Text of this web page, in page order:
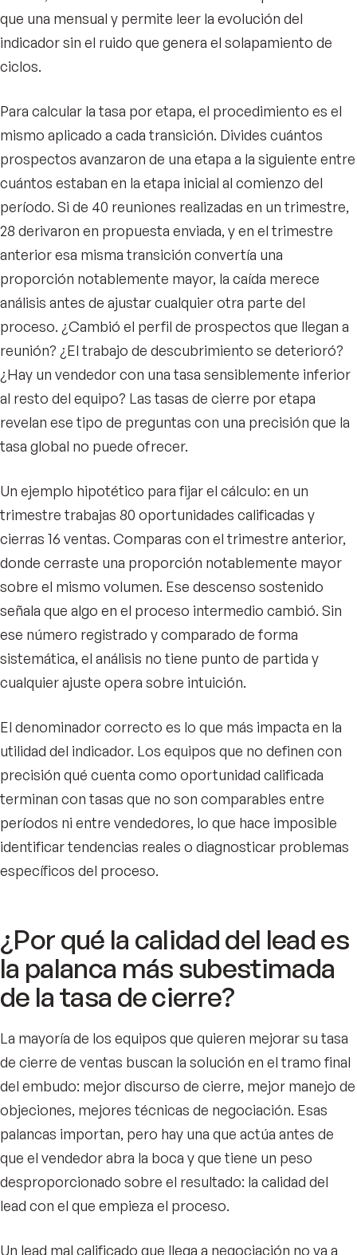
que una mensual y permite leer la evolución del
indicador sin el ruido que genera el solapamiento de
ciclos.
Para calcular la tasa por etapa, el procedimiento es el
mismo aplicado a cada transición. Divides cuántos
prospectos avanzaron de una etapa a la siguiente entre
cuántos estaban en la etapa inicial al comienzo del
período. Si de 40 reuniones realizadas en un trimestre,
28 derivaron en propuesta enviada, y en el trimestre
anterior esa misma transición convertía una
proporción notablemente mayor, la caída merece
análisis antes de ajustar cualquier otra parte del
proceso. ¿Cambió el perfil de prospectos que llegan a
reunión? ¿El trabajo de descubrimiento se deterioró?
¿Hay un vendedor con una tasa sensiblemente inferior
al resto del equipo? Las tasas de cierre por etapa
revelan ese tipo de preguntas con una precisión que la
tasa global no puede ofrecer.
Un ejemplo hipotético para fijar el cálculo: en un
trimestre trabajas 80 oportunidades calificadas y
cierras 16 ventas. Comparas con el trimestre anterior,
donde cerraste una proporción notablemente mayor
sobre el mismo volumen. Ese descenso sostenido
señala que algo en el proceso intermedio cambió. Sin
ese número registrado y comparado de forma
sistemática, el análisis no tiene punto de partida y
cualquier ajuste opera sobre intuición.
El denominador correcto es lo que más impacta en la
utilidad del indicador. Los equipos que no definen con
precisión qué cuenta como oportunidad calificada
terminan con tasas que no son comparables entre
períodos ni entre vendedores, lo que hace imposible
identificar tendencias reales o diagnosticar problemas
específicos del proceso.
¿Por qué la calidad del lead es
la palanca más subestimada
de la tasa de cierre?
La mayoría de los equipos que quieren mejorar su tasa
de cierre de ventas buscan la solución en el tramo final
del embudo: mejor discurso de cierre, mejor manejo de
objeciones, mejores técnicas de negociación. Esas
palancas importan, pero hay una que actúa antes de
que el vendedor abra la boca y que tiene un peso
desproporcionado sobre el resultado: la calidad del
lead con el que empieza el proceso.
Un lead mal calificado que llega a negociación no va a